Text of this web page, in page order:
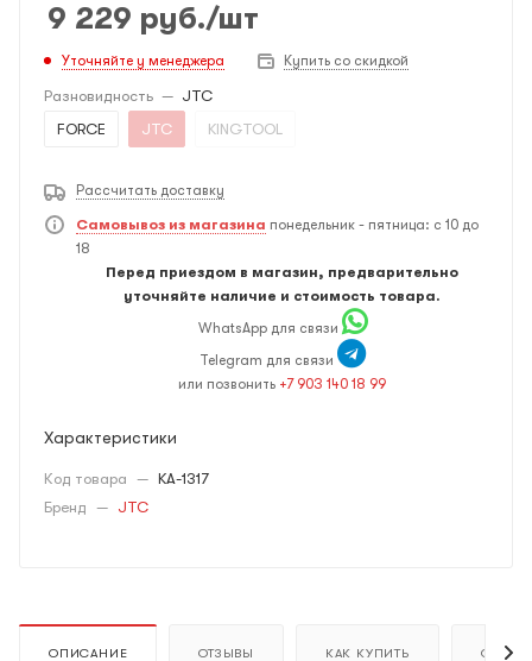
9 229 руб./шт
Уточняйте у менеджера Купить со скидкой
Разновидность — JTC
FORCE
JTC KINGTOOL
Рассчитать доставку
Самовывоз из магазина понедельник - пятница: с 10 до
18
Перед приездом в магазин, предварительно
уточняйте наличие и стоимость товара.
WhatsApp для связи
Telegram для связи
или позвонить +7 903 140 18 99
Характеристики
Код товара — KA-1317
Бренд — JTC
ОПИСАНИЕ ОТЗЫВЫ КАК КУПИТЬ ОПЛАТА